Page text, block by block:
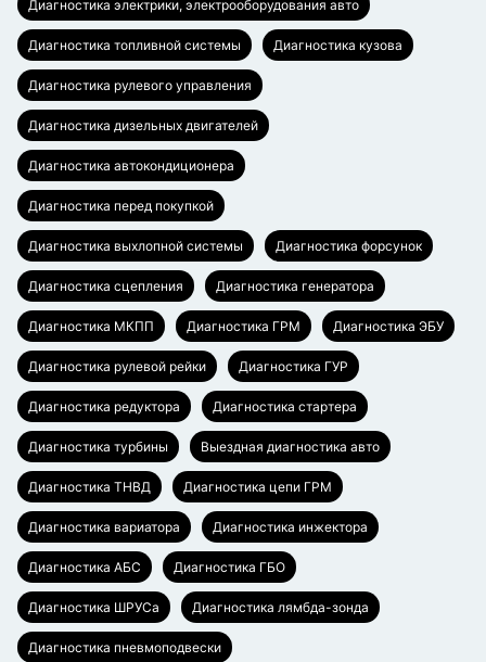
Диагностика электрики, электрооборудования авто
Диагностика топливной системы Диагностика кузова
Диагностика рулевого управления
Диагностика дизельных двигателей
Диагностика автокондиционера
Диагностика перед покупкой
Диагностика выхлопной системы Диагностика форсунок
Диагностика сцепления Диагностика генератора
Диагностика МКПП Диагностика ГРМ Диагностика ЭБУ
Диагностика рулевой рейки Диагностика ГУР
Диагностика редуктора Диагностика стартера
Диагностика турбины Выездная диагностика авто
Диагностика ТНВД Диагностика цепи ГРМ
Диагностика вариатора Диагностика инжектора
Диагностика АБС Диагностика ГБО
Диагностика ШРУСа Диагностика лямбда-зонда
Диагностика пневмоподвески